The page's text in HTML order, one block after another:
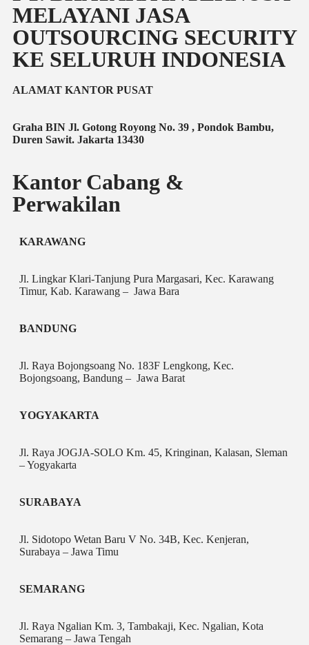
MELAYANI JASA
OUTSOURCING SECURITY
KE SELURUH INDONESIA
ALAMAT KANTOR PUSAT
Graha BIN Jl. Gotong Royong No. 39 , Pondok Bambu,
Duren Sawit. Jakarta 13430
Kantor Cabang &
Perwakilan
KARAWANG
Jl. Lingkar Klari-Tanjung Pura Margasari, Kec. Karawang
Timur, Kab. Karawang – Jawa Bara
BANDUNG
Jl. Raya Bojongsoang No. 183F Lengkong, Kec.
Bojongsoang, Bandung – Jawa Barat
YOGYAKARTA
Jl. Raya JOGJA-SOLO Km. 45, Kringinan, Kalasan, Sleman
– Yogyakarta
SURABAYA
Jl. Sidotopo Wetan Baru V No. 34B, Kec. Kenjeran,
Surabaya – Jawa Timu
SEMARANG
Jl. Raya Ngalian Km. 3, Tambakaji, Kec. Ngalian, Kota
Semarang – Jawa Tengah